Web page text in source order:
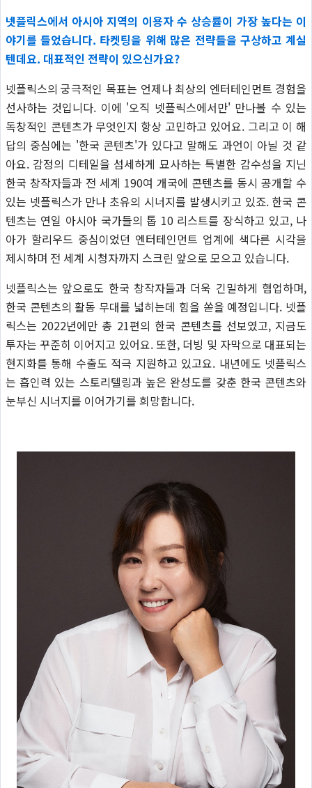
넷플릭스에서 아시아 지역의 이용자 수 상승률이 가장 높다는 이
야기를 들었습니다. 타켓팅을 위해 많은 전략들을 구상하고 계실
텐데요. 대표적인 전략이 있으신가요?
넷플릭스의 궁극적인 목표는 언제나 최상의 엔터테인먼트 경험을
선사하는 것입니다. 이에 '오직 넷플릭스에서만' 만나볼 수 있는
독창적인 콘텐츠가 무엇인지 항상 고민하고 있어요. 그리고 이 해
답의 중심에는 '한국 콘텐츠'가 있다고 말해도 과언이 아닐 것 같
아요. 감정의 디테일을 섬세하게 묘사하는 특별한 감수성을 지닌
한국 창작자들과 전 세계 190여 개국에 콘텐츠를 동시 공개할 수
있는 넷플릭스가 만나 초유의 시너지를 발생시키고 있죠. 한국 콘
텐츠는 연일 아시아 국가들의 톱 10 리스트를 장식하고 있고, 나
아가 할리우드 중심이었던 엔터테인먼트 업계에 색다른 시각을
제시하며 전 세계 시청자까지 스크린 앞으로 모으고 있습니다.
넷플릭스는 앞으로도 한국 창작자들과 더욱 긴밀하게 협업하며,
한국 콘텐츠의 활동 무대를 넓히는데 힘을 쏟을 예정입니다. 넷플
릭스는 2022년에만 총 21편의 한국 콘텐츠를 선보였고, 지금도
투자는 꾸준히 이어지고 있어요. 또한, 더빙 및 자막으로 대표되는
현지화를 통해 수출도 적극 지원하고 있고요. 내년에도 넷플릭스
는 흡인력 있는 스토리텔링과 높은 완성도를 갖춘 한국 콘텐츠와
눈부신 시너지를 이어가기를 희망합니다.